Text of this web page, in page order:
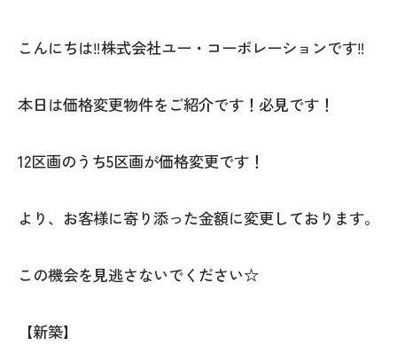
こんにちは‼株式会社ユー・コーポレーションです‼
本日は価格変更物件をご紹介です！必見です！
12区画のうち5区画が価格変更です！
より、お客様に寄り添った金額に変更しております。
この機会を見逃さないでください☆
【新築】